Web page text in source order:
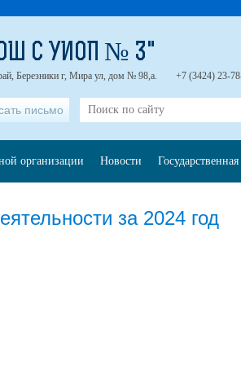
за 2024 год
С УИОП № 3"
Березники г, Мира ул, дом № 98,а. +7 (3424) 23-
письмо
организации Новости